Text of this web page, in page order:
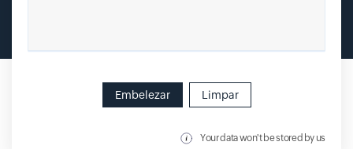
Embelezar Limpar
Your data won't be stored by us